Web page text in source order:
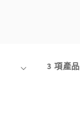
3 項產品